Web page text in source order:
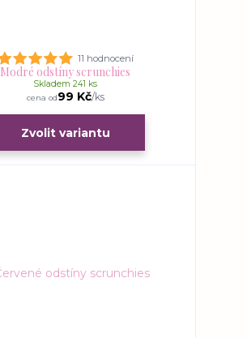
11 hodnocení
Modré odstíny scrunchies
cena od99 Kč/ks
Skladem 241 ks
Zvolit variantu